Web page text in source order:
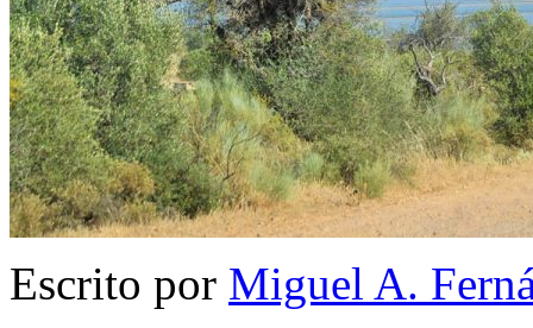
Escrito por Miguel A.